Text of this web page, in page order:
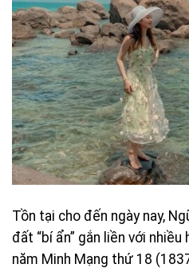
Tồn tại cho đến ngày nay,
đất “bí ẩn” gắn liền với
năm Minh Mạng thứ 18